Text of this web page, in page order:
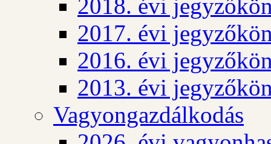
2018. évi
2017. évi
2016. évi
2013. évi
Vagyongazdálkodás